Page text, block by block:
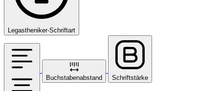
Legastheniker-Schriftart
Buchstabenabstand Schriftstärke